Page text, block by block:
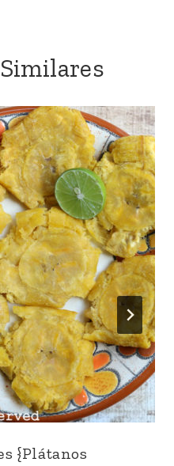
{Plátanos